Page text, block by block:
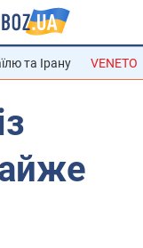
та Ірану VENETO